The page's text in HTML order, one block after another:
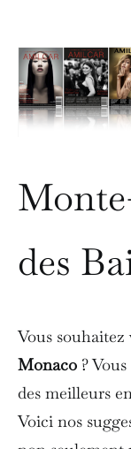
des
Vous souhaitez
Monaco ?
des meilleurs
Voici nos